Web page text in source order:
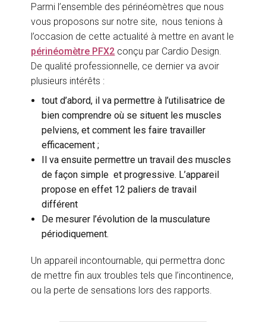
Parmi l’ensemble des périnéomètres que nous
vous proposons sur notre site, nous tenions à
l’occasion de cette actualité à mettre en avant le
périnéomètre PFX2 conçu par Cardio Design.
De qualité professionnelle, ce dernier va avoir
plusieurs intérêts :
tout d’abord, il va permettre à l’utilisatrice de
bien comprendre où se situent les muscles
pelviens, et comment les faire travailler
efficacement ;
Il va ensuite permettre un travail des muscles
de façon simple et progressive. L’appareil
propose en effet 12 paliers de travail
différent
De mesurer l’évolution de la musculature
périodiquement.
Un appareil incontournable, qui permettra donc
de mettre fin aux troubles tels que l’incontinence,
ou la perte de sensations lors des rapports.